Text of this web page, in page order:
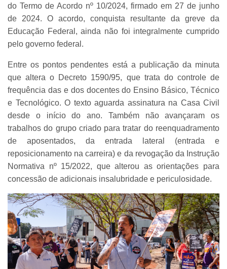
do Termo de Acordo nº 10/2024, firmado em 27 de junho
de 2024. O acordo, conquista resultante da greve da
Educação Federal, ainda não foi integralmente cumprido
pelo governo federal.
Entre os pontos pendentes está a publicação da minuta
que altera o Decreto 1590/95, que trata do controle de
frequência das e dos docentes do Ensino Básico, Técnico
e Tecnológico. O texto aguarda assinatura na Casa Civil
desde o início do ano. Também não avançaram os
trabalhos do grupo criado para tratar do reenquadramento
de aposentados, da entrada lateral (entrada e
reposicionamento na carreira) e da revogação da Instrução
Normativa nº 15/2022, que alterou as orientações para
concessão de adicionais insalubridade e periculosidade.